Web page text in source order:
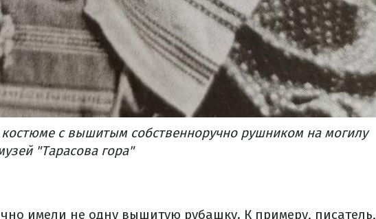
с вышитым собственноручно рушником на могилу
"Тарасова гора"
имели не одну вышитую рубашку. К примеру, писатель,